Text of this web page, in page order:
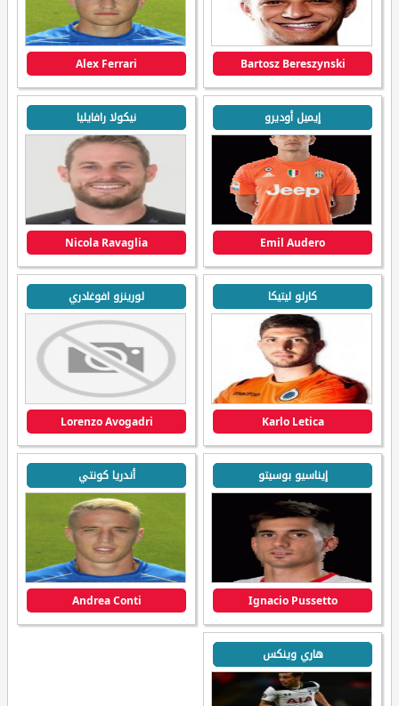
Bartosz Bereszynski
Alex Ferrari
إيميل أوديرو
Emil Audero
نيكولا رافايليا
Nicola Ravaglia
كارلو ليتيكا
Karlo Letica
لورينزو افوغادري
Lorenzo Avogadri
إيناسيو بوسيتو
Ignacio Pussetto
أندريا كونتي
Andrea Conti
هاري وينكس